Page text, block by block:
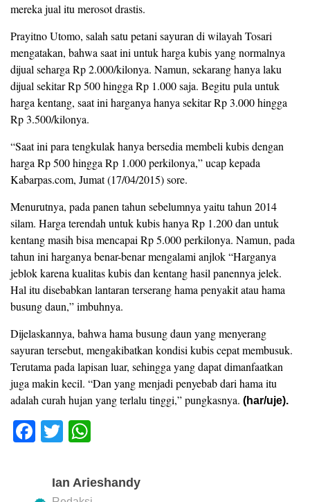
mereka jual itu merosot drastis.
Prayitno Utomo, salah satu petani sayuran di wilayah Tosari
mengatakan, bahwa saat ini untuk harga kubis yang normalnya
dijual seharga Rp 2.000/kilonya. Namun, sekarang hanya laku
dijual sekitar Rp 500 hingga Rp 1.000 saja. Begitu pula untuk
harga kentang, saat ini harganya hanya sekitar Rp 3.000 hingga
Rp 3.500/kilonya.
“Saat ini para tengkulak hanya bersedia membeli kubis dengan
harga Rp 500 hingga Rp 1.000 perkilonya,” ucap kepada
Kabarpas.com, Jumat (17/04/2015) sore.
Menurutnya, pada panen tahun sebelumnya yaitu tahun 2014
silam. Harga terendah untuk kubis hanya Rp 1.200 dan untuk
kentang masih bisa mencapai Rp 5.000 perkilonya. Namun, pada
tahun ini harganya benar-benar mengalami anjlok “Harganya
jeblok karena kualitas kubis dan kentang hasil panennya jelek.
Hal itu disebabkan lantaran terserang hama penyakit atau hama
busung daun,” imbuhnya.
Dijelaskannya, bahwa hama busung daun yang menyerang
sayuran tersebut, mengakibatkan kondisi kubis cepat membusuk.
Terutama pada lapisan luar, sehingga yang dapat dimanfaatkan
juga makin kecil. “Dan yang menjadi penyebab dari hama itu
adalah curah hujan yang terlalu tinggi,” pungkasnya. (har/uje).
F
T
tt
at
Ian Arieshandy